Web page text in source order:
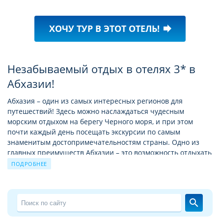
ХОЧУ ТУР В ЭТОТ ОТЕЛЬ! forward
Незабываемый отдых в отелях 3* в
Абхазии!
Абхазия – один из самых интересных регионов для
путешествий! Здесь можно наслаждаться чудесным
морским отдыхом на берегу Черного моря, и при этом
почти каждый день посещать экскурсии по самым
знаменитым достопримечательностям страны. Одно из
главных преимуществ Абхазии – это возможность отдыхать
здесь круглый год. Самые главные достопримечательности
Юпшарский каньон, озеро Рица, Гегский водопад и многие
другие, которые вместе с веселыми застольями,
шашлыками и радушными местными жителями оставят в
ПОДРОБНЕЕ
search